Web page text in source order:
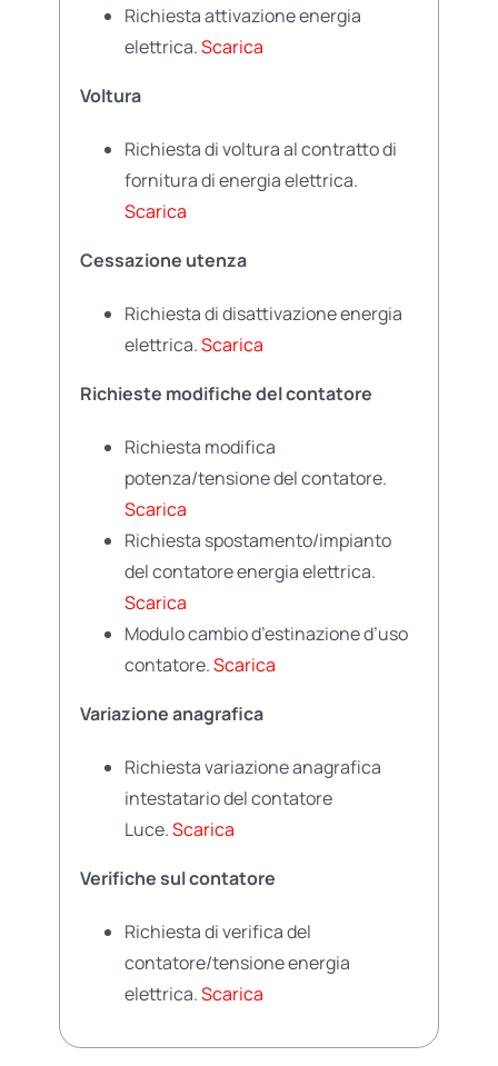
Richiesta attivazione energia
elettrica.Scarica
Voltura
Richiesta di voltura al contratto di
fornitura di energia elettrica.
Scarica
Cessazione utenza
Richiesta di disattivazione energia
elettrica.Scarica
Richieste modifiche del contatore
Richiesta modifica
potenza/tensione del contatore.
Scarica
Richiesta spostamento/impianto
del contatore energia elettrica.
Scarica
Modulo cambio d’estinazione d’uso
contatore.Scarica
Variazione anagrafica
Richiesta variazione anagrafica
intestatario del contatore
Luce.Scarica
Verifiche sul contatore
Richiesta di verifica del
contatore/tensione energia
elettrica.Scarica